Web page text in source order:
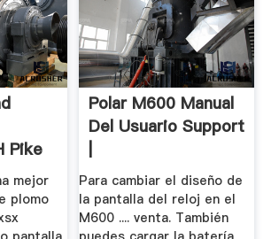
Pike
mejor
plomo
Polar M600 Manual
Del Usuario Support
Para cambiar el diseño de
la pantalla del reloj en el
M600 .... venta. También